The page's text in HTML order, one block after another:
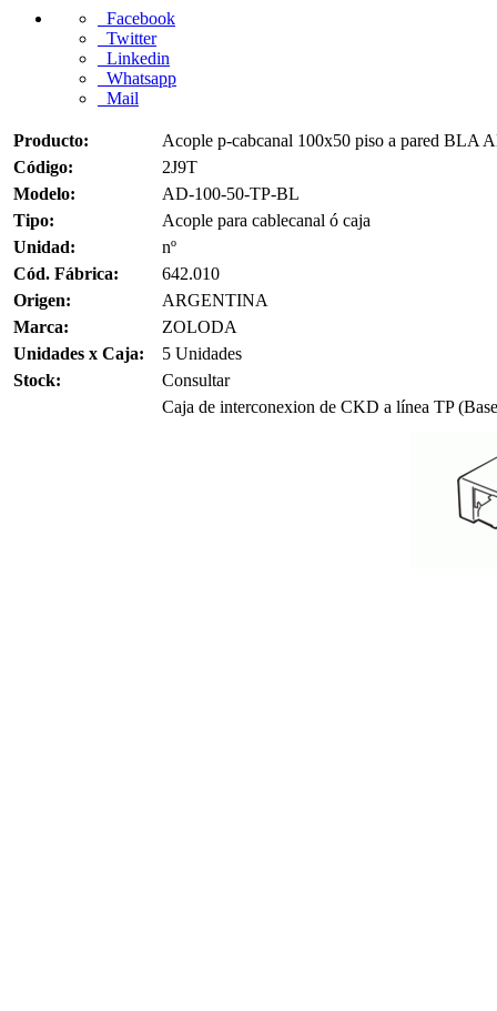
Facebook
Twitter
Linkedin
Whatsapp
Mail
Producto:
Acople p-cabcanal 100x50 piso a pared BLA
Código:
2J9T
Modelo:
AD-100-50-TP-BL
Tipo:
Acople para cablecanal ó caja
Unidad:
nº
Cód. Fábrica:
642.010
Origen:
ARGENTINA
Marca:
ZOLODA
Unidades x Caja:
5 Unidades
Stock:
Consultar
Caja de interconexion de CKD a línea TP